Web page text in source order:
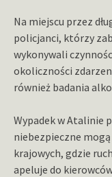
Na miejscu przez
policjanci, którzy
wykonywali
okoliczności
również badania
Wypadek w Atalinie
niebezpieczne
krajowych, gdzie
apeluje do